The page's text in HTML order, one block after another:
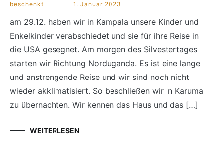
beschenkt 1. Januar 2023
am 29.12. haben wir in Kampala unsere Kinder und
Enkelkinder verabschiedet und sie für ihre Reise in
die USA gesegnet. Am morgen des Silvestertages
starten wir Richtung Norduganda. Es ist eine lange
und anstrengende Reise und wir sind noch nicht
wieder akklimatisiert. So beschließen wir in Karuma
zu übernachten. Wir kennen das Haus und das […]
WEITERLESEN